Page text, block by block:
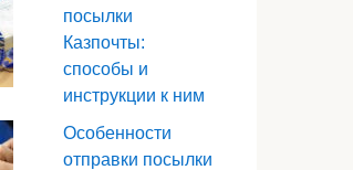
посылки
Казпочты:
способы и
инструкции к ним
Особенности
отправки посылки